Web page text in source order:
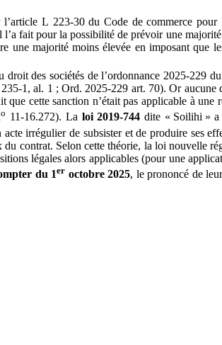
L 223-30 du Code de commerce pour
fait pour la possibilité de prévoir une
une majorité moins élevée en imposant que
des sociétés de l’ordonnance 2025-229
1, al. 1 ; Ord. 2025-229 art. 70). Or aucune
cette sanction n’était pas applicable à une
o 11-16.272). La loi 2019-744 dite « Soilihi » a
irrégulier de subsister et de produire ses
du contrat. Selon cette théorie, la loi nouvelle
légales alors applicables (pour une
du 1er octobre 2025, le prononcé de